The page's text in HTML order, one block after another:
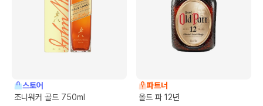
스토어
조니워커 골드 750ml
파트너
올드 파 12년